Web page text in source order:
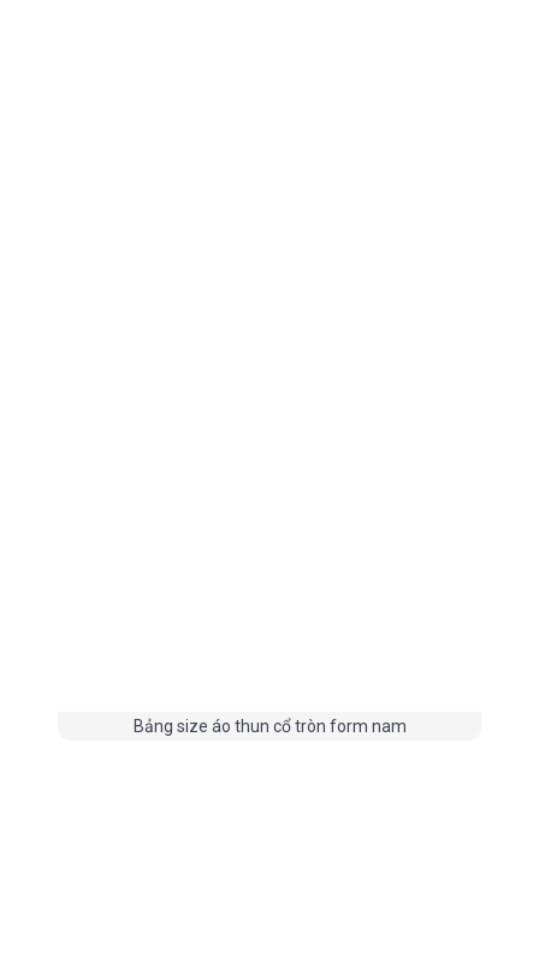
Bảng size áo thun cổ tròn form nam